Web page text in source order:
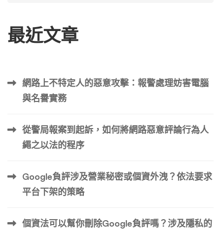
最近文章
網路上不特定人的惡意攻擊：報警處理妨害電腦
與名譽實務
從警局報案到起訴，如何將網路惡意評論行為人
繩之以法的程序
Google負評涉及營業秘密或個資外洩？依法要求
平台下架的策略
個資法可以幫你刪除Google負評嗎？涉及隱私的